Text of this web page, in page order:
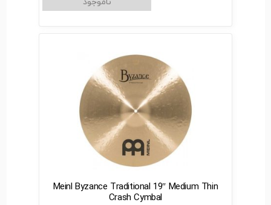
Meinl Byzance Traditional 19″ Medium Thin
Crash Cymbal